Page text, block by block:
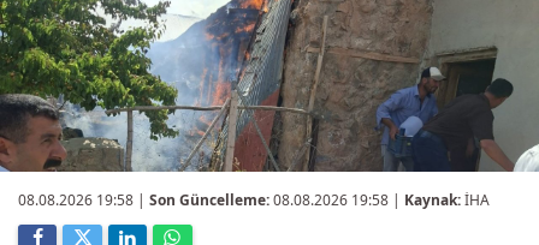
08.08.2026 19:58 | Son Güncelleme:08.08.2026 19:58 | Kaynak:İHA